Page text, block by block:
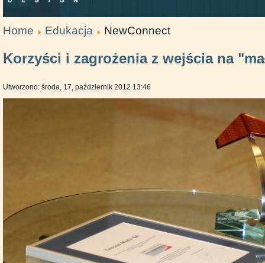
Home Edukacja NewConnect
Korzyści i zagrożenia z wejścia na
Utworzono: środa, 17, październik 2012 13:46